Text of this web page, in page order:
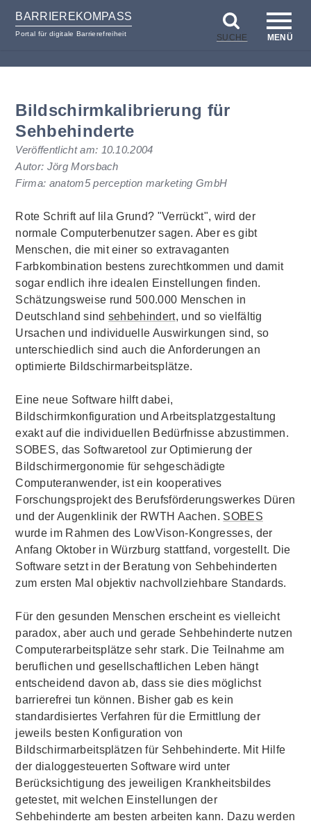
BARRIEREKOMPASS
Portal für digitale Barrierefreiheit SUCHE MENÜ
Bildschirmkalibrierung für
Sehbehinderte
Veröffentlicht am: 10.10.2004
Autor: Jörg Morsbach
Firma: anatom5 perception marketing GmbH
Rote Schrift auf lila Grund? "Verrückt", wird der
normale Computerbenutzer sagen. Aber es gibt
Menschen, die mit einer so extravaganten
Farbkombination bestens zurechtkommen und damit
sogar endlich ihre idealen Einstellungen finden.
Schätzungsweise rund 500.000 Menschen in
Deutschland sind sehbehindert, und so vielfältig
Ursachen und individuelle Auswirkungen sind, so
unterschiedlich sind auch die Anforderungen an
optimierte Bildschirmarbeitsplätze.
Eine neue Software hilft dabei,
Bildschirmkonfiguration und Arbeitsplatzgestaltung
exakt auf die individuellen Bedürfnisse abzustimmen.
SOBES, das Softwaretool zur Optimierung der
Bildschirmergonomie für sehgeschädigte
Computeranwender, ist ein kooperatives
Forschungsprojekt des Berufsförderungswerkes Düren
und der Augenklinik der RWTH Aachen. SOBES
wurde im Rahmen des LowVison-Kongresses, der
Anfang Oktober in Würzburg stattfand, vorgestellt. Die
Softwaresetzt in der Beratung von Sehbehinderten
zum ersten Mal objektiv nachvollziehbare Standards.
Für den gesunden Menschen erscheint es vielleicht
paradox, aber auch und gerade Sehbehinderte nutzen
Computerarbeitsplätze sehr stark. Die Teilnahme am
beruflichen und gesellschaftlichen Leben hängt
entscheidend davon ab, dass sie dies möglichst
barrierefrei tun können. Bisher gab es kein
standardisiertes Verfahren für die Ermittlung der
jeweils besten Konfiguration von
Bildschirmarbeitsplätzen für Sehbehinderte. Mit Hilfe
der dialoggesteuerten Software wird unter
Berücksichtigung des jeweiligen Krankheitsbildes
getestet, mit welchen Einstellungen der
Sehbehinderte am besten arbeiten kann. Dazu werden